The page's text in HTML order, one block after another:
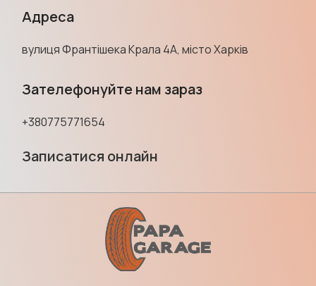
Адреса
вулиця Франтішека Крала 4А, місто Харків
Зателефонуйте нам зараз
+380775771654
Записатися онлайн